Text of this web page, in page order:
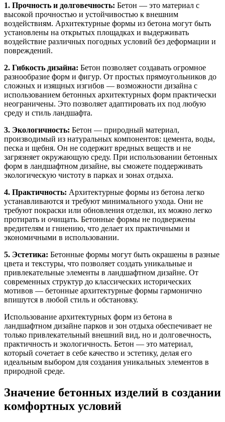
1. Прочность и долговечность: Бетон — это материал с
высокой прочностью и устойчивостью к внешним
воздействиям. Архитектурные формы из бетона могут быть
установлены на открытых площадках и выдерживать
воздействие различных погодных условий без деформации и
повреждений.
2. Гибкость дизайна: Бетон позволяет создавать огромное
разнообразие форм и фигур. От простых прямоугольников до
сложных и изящных изгибов — возможности дизайна с
использованием бетонных архитектурных форм практически
неограничены. Это позволяет адаптировать их под любую
среду и стиль ландшафта.
3. Экологичность: Бетон — природный материал,
производимый из натуральных компонентов: цемента, воды,
песка и щебня. Он не содержит вредных веществ и не
загрязняет окружающую среду. При использовании бетонных
форм в ландшафтном дизайне, вы сможете поддерживать
экологическую чистоту в парках и зонах отдыха.
4. Практичность: Архитектурные формы из бетона легко
устанавливаются и требуют минимального ухода. Они не
требуют покраски или обновления отделки, их можно легко
протирать и очищать. Бетонные формы не подвержены
вредителям и гниению, что делает их практичными и
экономичными в использовании.
5. Эстетика: Бетонные формы могут быть окрашены в разные
цвета и текстуры, что позволяет создать уникальные и
привлекательные элементы в ландшафтном дизайне. От
современных структур до классических исторических
мотивов — бетонные архитектурные формы гармонично
впишутся в любой стиль и обстановку.
Использование архитектурных форм из бетона в
ландшафтном дизайне парков и зон отдыха обеспечивает не
только привлекательный внешний вид, но и долговечность,
практичность и экологичность. Бетон — это материал,
который сочетает в себе качество и эстетику, делая его
идеальным выбором для создания уникальных элементов в
природной среде.
Значение бетонных изделий в создании
комфортных условий